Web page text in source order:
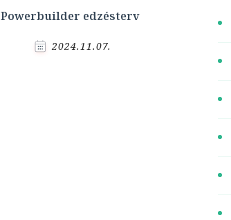
Powerbuilder edzésterv
2024.11.07.